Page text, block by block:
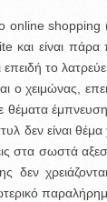
online
είναι πάρα
το
ο χειμώνας,
δεν είναι
στα σωστά
δεν